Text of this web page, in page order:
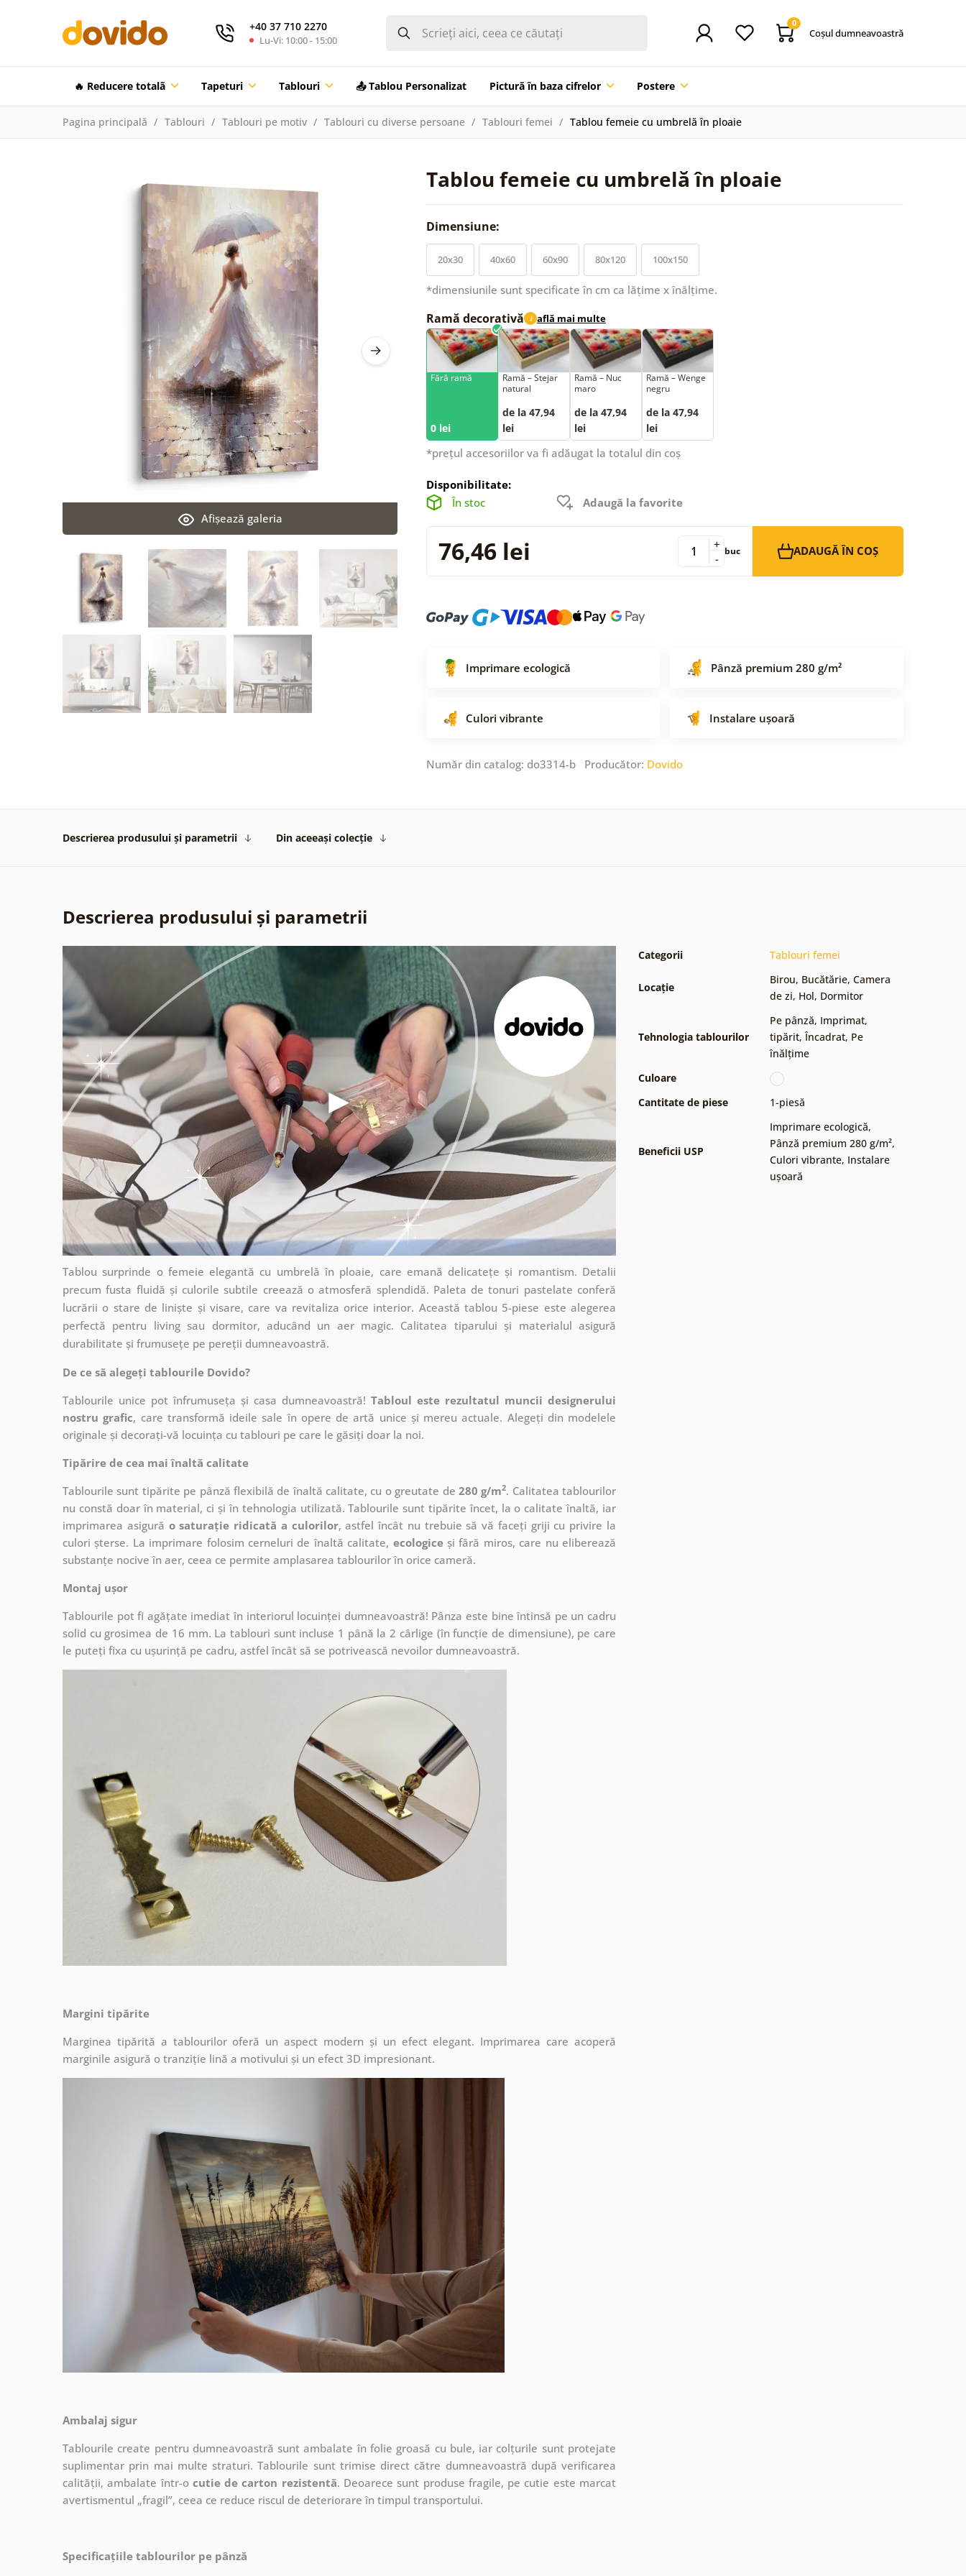
+40 37 710 2270
Lu-Vi: 10:00 - 15:00
0
Coşul dumneavoastră
🔥 Reducere totalã Tapeturi Tablouri 📤 Tablou Personalizat Pictură în baza cifrelor Postere
Pagina principală Tablouri Tablouri pe motiv Tablouri cu diverse persoane Tablouri femei Tablou femeie cu umbrelă în ploaie
Tablou femeie cu umbrelă în ploaie
Afişează galeria
Dimensiune:
20x30 40x60 60x90 80x120 100x150
*dimensiunile sunt specificate în cm ca lățime x înălțime.
Ramă decorativă i află mai multe
Fără ramă
0 lei
Ramă – Stejar
natural
de la 47,94
lei
Ramă – Nuc
maro
de la 47,94
lei
Ramă – Wenge
negru
de la 47,94
lei
*prețul accesoriilor va fi adăugat la totalul din coș
Disponibilitate:
În stoc
Adaugă la favorite
76,46 lei -
+ buc ADAUGĂ ÎN COȘ
Imprimare ecologică Pânză premium 280 g/m²
Culori vibrante Instalare ușoară
Număr din catalog: do3314-b Producător: Dovido
Descrierea produsului și parametrii Din aceeași colecție
Descrierea produsului și parametrii
Tablou surprinde o femeie elegantă cu umbrelă în ploaie, care emană delicatețe și romantism. Detalii
precum fusta fluidă și culorile subtile creează o atmosferă splendidă. Paleta de tonuri pastelate conferă
lucrării o stare de liniște și visare, care va revitaliza orice interior. Această tablou 5-piese este alegerea
perfectă pentru living sau dormitor, aducând un aer magic. Calitatea tiparului și materialul asigură
durabilitate și frumusețe pe pereții dumneavoastră.
De ce să alegeți tablourile Dovido?
Tablourile unice pot înfrumuseța și casa dumneavoastră! Tabloul este rezultatul muncii designerului
nostru grafic, care transformă ideile sale în opere de artă unice și mereu actuale. Alegeți din modelele
originale și decorați-vă locuința cu tablouri pe care le găsiți doar la noi.
Tipărire de cea mai înaltă calitate
Tablourile sunt tipărite pe pânză flexibilă de înaltă calitate, cu o greutate de 280 g/m2. Calitatea tablourilor
nu constă doar în material, ci și în tehnologia utilizată. Tablourile sunt tipărite încet, la o calitate înaltă, iar
imprimarea asigură o saturație ridicată a culorilor, astfel încât nu trebuie să vă faceți griji cu privire la
culori șterse. La imprimare folosim cerneluri de înaltă calitate, ecologiceși fără miros, care nu eliberează
substanțe nocive în aer, ceea ce permite amplasarea tablourilor în orice cameră.
Montaj ușor
Tablourile pot fi agățate imediat în interiorul locuinței dumneavoastră! Pânza este bine întinsă pe un cadru
solid cu grosimea de 16 mm. La tablouri sunt incluse 1 până la 2 cârlige (în funcție de dimensiune), pe care
le puteți fixa cu ușurință pe cadru, astfel încât să se potrivească nevoilor dumneavoastră.
Margini tipărite
Marginea tipărită a tablourilor oferă un aspect modern și un efect elegant. Imprimarea care acoperă
marginile asigură o tranziție lină a motivului și un efect 3D impresionant.
Ambalaj sigur
Tablourile create pentru dumneavoastră sunt ambalate în folie groasă cu bule, iar colțurile sunt protejate
suplimentar prin mai multe straturi.Tablourile sunt trimise direct către dumneavoastră după verificarea
calității, ambalate într-o cutie de carton rezistentă. Deoarece sunt produse fragile, pe cutie este marcat
avertismentul „fragil”, ceea ce reduce riscul de deteriorare în timpul transportului.
Specificațiile tablourilor pe pânză
Categorii Tablouri femei
Locație
Birou, Bucătărie, Camera
de zi, Hol, Dormitor
Tehnologia tablourilor
Pe pânză, Imprimat,
tipărit,Încadrat, Pe
înălțime
Culoare
Cantitate de piese
1-piesă
Beneficii USP
Imprimare ecologică,
Pânză premium 280 g/m²,
Culori vibrante, Instalare
ușoară